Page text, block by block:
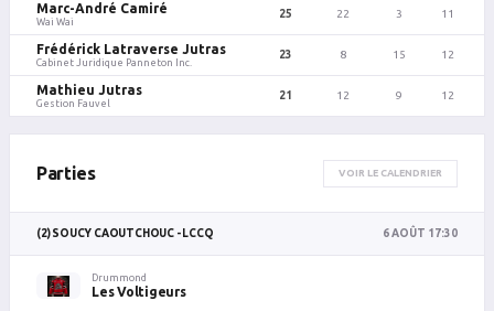
Marc-André Camiré
Wai Wai
25 22 3 11
Frédérick Latraverse Jutras
Cabinet Juridique Panneton Inc.
23 8 15 12
Mathieu Jutras
Gestion Fauvel
21 12 9 12
Parties VOIR LE CALENDRIER
(2) SOUCY CAOUTCHOUC - LCCQ 6 AOÛT 17:30
Drummond
Les Voltigeurs